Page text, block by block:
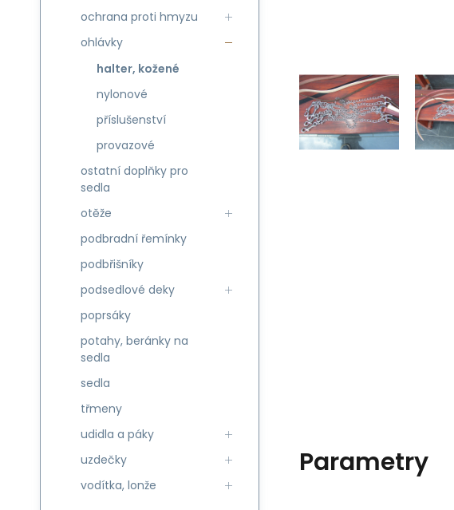
Parametry
ochrana proti hmyzu
ohlávky
halter, kožené
nylonové
příslušenství
provazové
ostatní doplňky pro
sedla
otěže
podbradní řemínky
podbřišníky
podsedlové deky
poprsáky
potahy, beránky na
sedla
sedla
třmeny
udidla a páky
uzdečky
vodítka, lonže